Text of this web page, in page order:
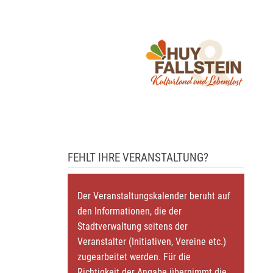
FEHLT IHRE VERANSTALTUNG?
Der Veranstaltungskalender beruht auf
den Informationen, die der
Stadtverwaltung seitens der
Veranstalter (Initiativen, Vereine etc.)
zugearbeitet werden. Für die